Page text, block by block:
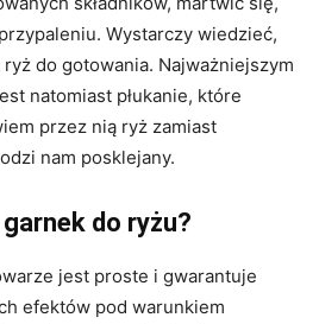
Wystarczy wiedzieć,
do gotowania. Najważniejszym
natomiast płukanie, które
przez nią ryż zamiast
nam posklejany.
do ryżu?
jest proste i gwarantuje
efektów pod warunkiem